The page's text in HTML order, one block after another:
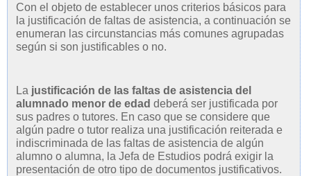
Con el objeto de establecer unos criterios básicos para
la justificación de faltas de asistencia, a continuación se
enumeran las circunstancias más comunes agrupadas
según si son justificables o no.
La justificación de las faltas de asistencia del
alumnado menor de edad deberá ser justificada por
sus padres o tutores. En caso que se considere que
algún padre o tutor realiza una justificación reiterada e
indiscriminada de las faltas de asistencia de algún
alumno o alumna, la Jefa de Estudios podrá exigir la
presentación de otro tipo de documentos justificativos.